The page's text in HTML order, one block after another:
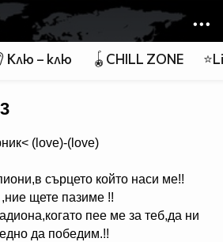
Клю – клю 🪀CHILL ZONE
(love)-(love)
сърцето който наси ме!!
щете пазиме !!
пее ме за теб,да ни
да победим.!!